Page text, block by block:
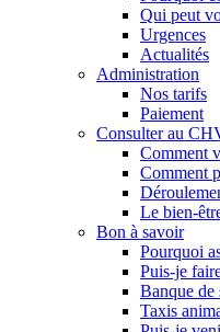
Qui peut
Urgences
Actualités
Administration
Nos tarifs
Paiement
Consulter au
Comment
Comment
Le bien-
Bon à savoir
Pourquoi
Puis-je
Banque de
Taxis